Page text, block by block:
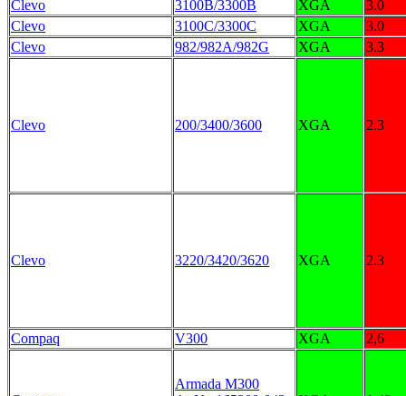
Clevo
3100B/3300B XGA
3.0
Clevo
3100C/3300C XGA
3.0
Clevo
982/982A/982G XGA 3.3
Clevo 200/3400/3600 XGA 2.3
Clevo 3220/3420/3620 XGA 2.3
Compaq V300 XGA 2,6
Armada M300